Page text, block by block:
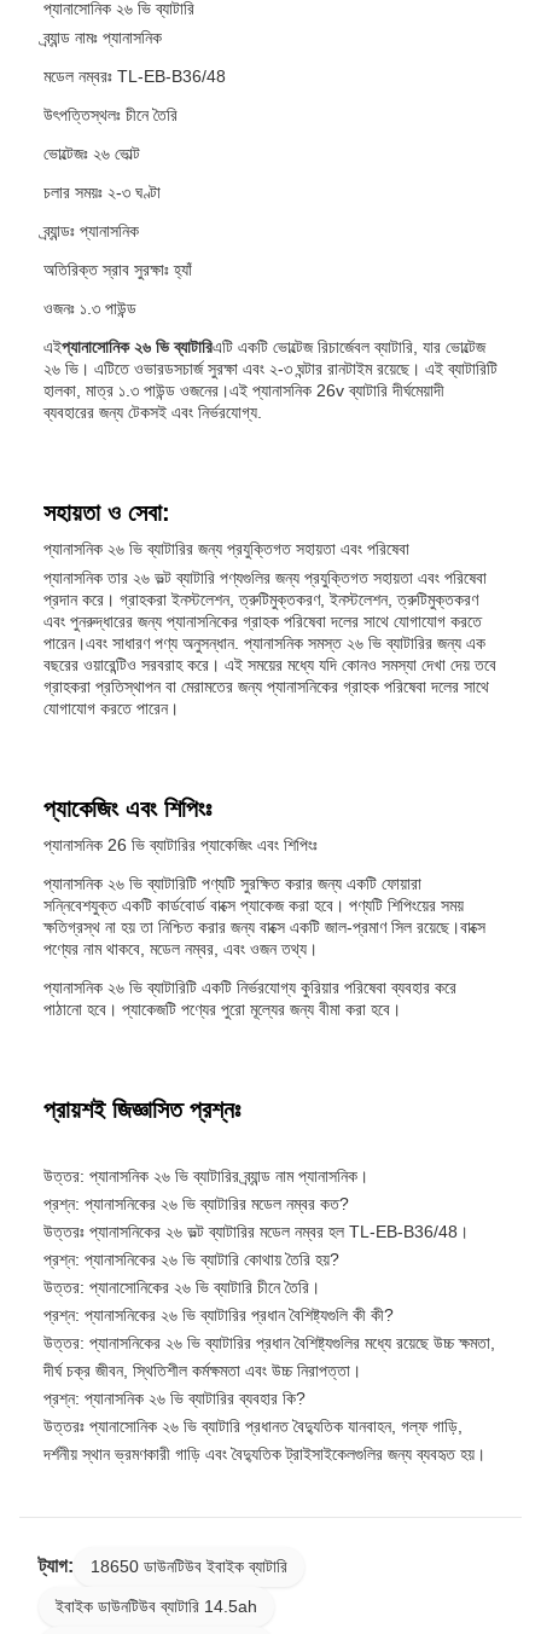
প্যানাসোনিক ২৬ ভি ব্যাটারি
ব্র্যান্ড নামঃ প্যানাসনিক
মডেল নম্বরঃ TL-EB-B36/48
উৎপত্তিস্থলঃ চীনে তৈরি
ভোল্টেজঃ ২৬ ভোল্ট
চলার সময়ঃ ২-৩ ঘণ্টা
ব্র্যান্ডঃ প্যানাসনিক
অতিরিক্ত স্রাব সুরক্ষাঃ হ্যাঁ
ওজনঃ ১.৩ পাউন্ড
এইপ্যানাসোনিক ২৬ ভি ব্যাটারিএটি একটি ভোল্টেজ রিচার্জেবল ব্যাটারি, যার ভোল্টেজ
২৬ ভি। এটিতে ওভারডসচার্জ সুরক্ষা এবং ২-৩ ঘন্টার রানটাইম রয়েছে। এই ব্যাটারিটি
হালকা, মাত্র ১.৩ পাউন্ড ওজনের।এই প্যানাসনিক 26v ব্যাটারি দীর্ঘমেয়াদী
ব্যবহারের জন্য টেকসই এবং নির্ভরযোগ্য.
সহায়তা ও সেবা:
প্যানাসনিক ২৬ ভি ব্যাটারির জন্য প্রযুক্তিগত সহায়তা এবং পরিষেবা
প্যানাসনিক তার ২৬ ভল্ট ব্যাটারি পণ্যগুলির জন্য প্রযুক্তিগত সহায়তা এবং পরিষেবা
প্রদান করে। গ্রাহকরা ইনস্টলেশন, ত্রুটিমুক্তকরণ, ইনস্টলেশন, ত্রুটিমুক্তকরণ
এবং পুনরুদ্ধারের জন্য প্যানাসনিকের গ্রাহক পরিষেবা দলের সাথে যোগাযোগ করতে
পারেন।এবং সাধারণ পণ্য অনুসন্ধান. প্যানাসনিক সমস্ত ২৬ ভি ব্যাটারির জন্য এক
বছরের ওয়ারেন্টিও সরবরাহ করে। এই সময়ের মধ্যে যদি কোনও সমস্যা দেখা দেয় তবে
গ্রাহকরা প্রতিস্থাপন বা মেরামতের জন্য প্যানাসনিকের গ্রাহক পরিষেবা দলের সাথে
যোগাযোগ করতে পারেন।
প্যাকেজিং এবং শিপিংঃ
প্যানাসনিক 26 ভি ব্যাটারির প্যাকেজিং এবং শিপিংঃ
প্যানাসনিক ২৬ ভি ব্যাটারিটি পণ্যটি সুরক্ষিত করার জন্য একটি ফোয়ারা
সন্নিবেশযুক্ত একটি কার্ডবোর্ড বাক্সে প্যাকেজ করা হবে। পণ্যটি শিপিংয়ের সময়
ক্ষতিগ্রস্থ না হয় তা নিশ্চিত করার জন্য বাক্সে একটি জাল-প্রমাণ সিল রয়েছে।বাক্সে
পণ্যের নাম থাকবে, মডেল নম্বর, এবং ওজন তথ্য।
প্যানাসনিক ২৬ ভি ব্যাটারিটি একটি নির্ভরযোগ্য কুরিয়ার পরিষেবা ব্যবহার করে
পাঠানো হবে। প্যাকেজটি পণ্যের পুরো মূল্যের জন্য বীমা করা হবে।
প্রায়শই জিজ্ঞাসিত প্রশ্নঃ
উত্তর: প্যানাসনিক ২৬ ভি ব্যাটারির ব্র্যান্ড নাম প্যানাসনিক।
প্রশ্ন: প্যানাসনিকের ২৬ ভি ব্যাটারির মডেল নম্বর কত?
উত্তরঃ প্যানাসনিকের ২৬ ভল্ট ব্যাটারির মডেল নম্বর হল TL-EB-B36/48।
প্রশ্ন: প্যানাসনিকের ২৬ ভি ব্যাটারি কোথায় তৈরি হয়?
উত্তর: প্যানাসোনিকের ২৬ ভি ব্যাটারি চীনে তৈরি।
প্রশ্ন: প্যানাসনিকের ২৬ ভি ব্যাটারির প্রধান বৈশিষ্ট্যগুলি কী কী?
উত্তর: প্যানাসনিকের ২৬ ভি ব্যাটারির প্রধান বৈশিষ্ট্যগুলির মধ্যে রয়েছে উচ্চ ক্ষমতা,
দীর্ঘ চক্র জীবন, স্থিতিশীল কর্মক্ষমতা এবং উচ্চ নিরাপত্তা।
প্রশ্ন: প্যানাসনিক ২৬ ভি ব্যাটারির ব্যবহার কি?
উত্তরঃ প্যানাসোনিক ২৬ ভি ব্যাটারি প্রধানত বৈদ্যুতিক যানবাহন, গল্ফ গাড়ি,
দর্শনীয় স্থান ভ্রমণকারী গাড়ি এবং বৈদ্যুতিক ট্রাইসাইকেলগুলির জন্য ব্যবহৃত হয়।
ট্যাগ: 18650 ডাউনটিউব ইবাইক ব্যাটারি
ইবাইক ডাউনটিউব ব্যাটারি 14.5ah